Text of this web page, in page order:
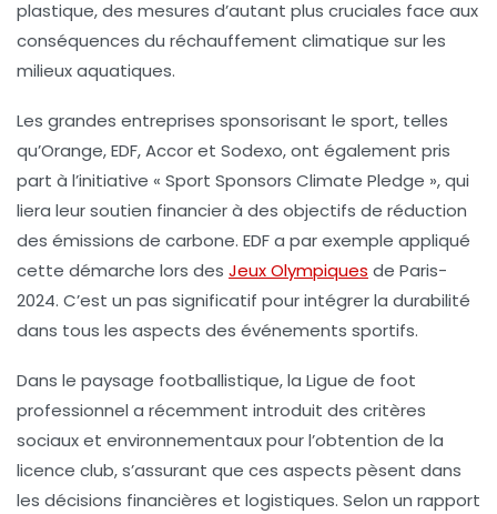
plastique, des mesures d’autant plus cruciales face aux
conséquences du réchauffement climatique sur les
milieux aquatiques.
Les grandes entreprises sponsorisant le sport, telles
qu’Orange, EDF, Accor et Sodexo, ont également pris
part à l’initiative « Sport Sponsors Climate Pledge », qui
liera leur soutien financier à des objectifs de réduction
des émissions de carbone. EDF a par exemple appliqué
cette démarche lors des Jeux Olympiques de Paris-
2024. C’est un pas significatif pour intégrer la durabilité
dans tous les aspects des événements sportifs.
Dans le paysage footballistique, la Ligue de foot
professionnel a récemment introduit des critères
sociaux et environnementaux pour l’obtention de la
licence club, s’assurant que ces aspects pèsent dans
les décisions financières et logistiques. Selon un rapport